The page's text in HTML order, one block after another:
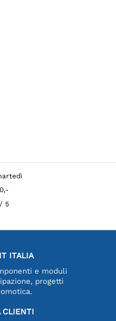
/ 5
ITALIA
e moduli
progetti
CLIENTI